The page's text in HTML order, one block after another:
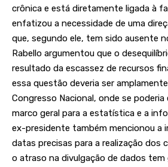
crônica e está diretamente ligada à
enfatizou a necessidade de uma
que, segundo ele, tem sido ausente
Rabello argumentou que o
resultado da escassez de recursos
essa questão deveria ser
Congresso Nacional, onde se poderia
marco geral para a estatística e a
ex-presidente também mencionou a
datas precisas para a realização dos
o atraso na divulgação de dados tem